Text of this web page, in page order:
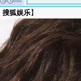
搜狐娱乐】